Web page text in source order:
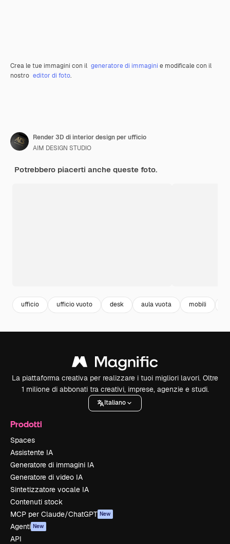
Crea le tue immagini con il generatore di immagini e modificale con il
nostro editor di foto.
Render 3D di interior design per ufficio
AIM DESIGN STUDIO
Potrebbero piacerti anche queste foto.
ufficio ufficio vuoto desk aula vuota mobili
La piattaforma creativa per realizzare i tuoi migliori lavori. Oltre
1 milione di abbonati tra creativi, imprese, agenzie e studi.
Italiano
Prodotti
Spaces
Assistente IA
Generatore di immagini IA
Generatore di video IA
Sintetizzatore vocale IA
Contenuti stock
MCP per Claude/ChatGPT New
Agenti New
API